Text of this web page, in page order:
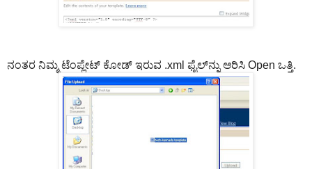
ನಂತರ ನಿಮ್ಮ ಟೆಂಪ್ಲೇಟ್‌ ಕೋಡ್ ಇರುವ .xml ಫೈಲ್‌ನ್ನು ಆರಿಸಿ Open ಒತ್ತಿ.